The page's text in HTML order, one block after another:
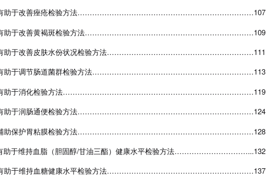
助于改善痤疮检验方法………………………………………………………………107
助于改善黄褐斑检验方法……………………………………………………………109
助于改善皮肤水份状况检验方法……………………………………………………111
助于调节肠道菌群检验方法…………………………………………………………113
助于消化检验方法……………………………………………………………………119
助于润肠通便检验方法………………………………………………………………124
助保护胃粘膜检验方法………………………………………………………………128
助于维持血脂（胆固醇/甘油三酯）健康水平检验方法…………………………...132
助于维持血糖健康水平检验方法……………………………………………………137